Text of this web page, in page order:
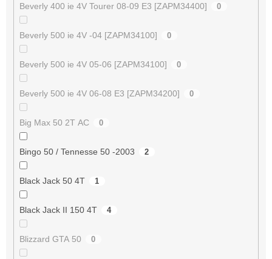
Beverly 400 ie 4V Tourer 08-09 E3 [ZAPM34400] 0
Beverly 500 ie 4V -04 [ZAPM34100] 0
Beverly 500 ie 4V 05-06 [ZAPM34100] 0
Beverly 500 ie 4V 06-08 E3 [ZAPM34200] 0
Big Max 50 2T AC 0
Bingo 50 / Tennesse 50 -2003 2
Black Jack 50 4T 1
Black Jack II 150 4T 4
Blizzard GTA 50 0